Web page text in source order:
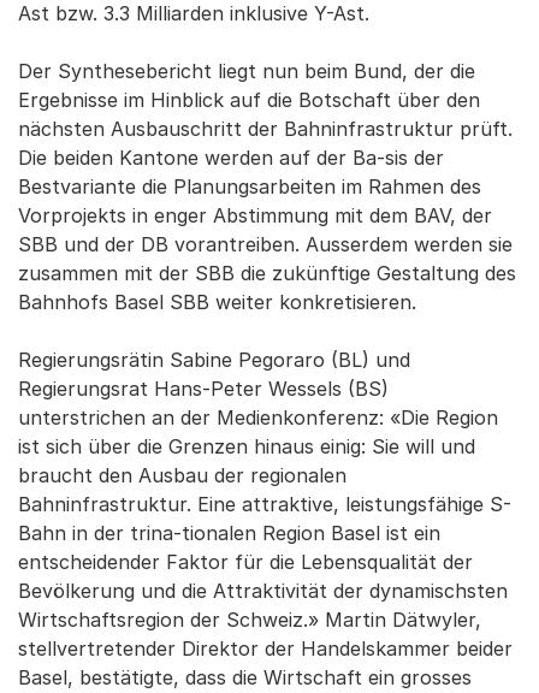
Ast bzw. 3.3 Milliarden inklusive Y-Ast.
Der Synthesebericht liegt nun beim Bund, der die
Ergebnisse im Hinblick auf die Botschaft über den
nächsten Ausbauschritt der Bahninfrastruktur prüft.
Die beiden Kantone werden auf der Ba-sis der
Bestvariante die Planungsarbeiten im Rahmen des
Vorprojekts in enger Abstimmung mit dem BAV, der
SBB und der DB vorantreiben. Ausserdem werden sie
zusammen mit der SBB die zukünftige Gestaltung des
Bahnhofs Basel SBB weiter konkretisieren.
Regierungsrätin Sabine Pegoraro (BL) und
Regierungsrat Hans-Peter Wessels (BS)
unterstrichen an der Medienkonferenz: «Die Region
ist sich über die Grenzen hinaus einig: Sie will und
braucht den Ausbau der regionalen
Bahninfrastruktur. Eine attraktive, leistungsfähige S-
Bahn in der trina-tionalen Region Basel ist ein
entscheidender Faktor für die Lebensqualität der
Bevölkerung und die Attraktivität der dynamischsten
Wirtschaftsregion der Schweiz.» Martin Dätwyler,
stellvertretender Direktor der Handelskammer beider
Basel, bestätigte, dass die Wirtschaft ein grosses